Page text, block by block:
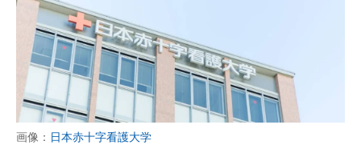
画像： 日本赤十字看護大学